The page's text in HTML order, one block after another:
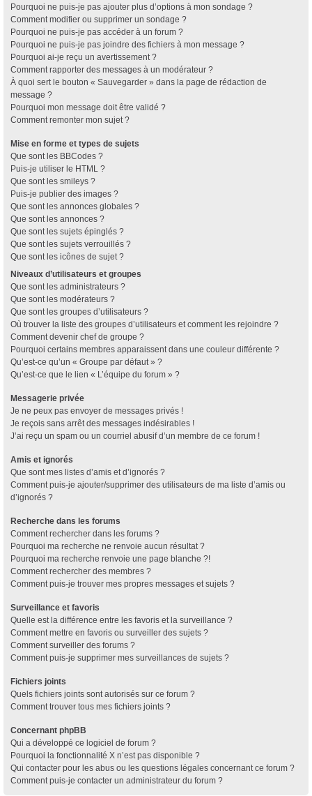
Pourquoi ne puis-je pas ajouter plus d’options à mon sondage ?
Comment modifier ou supprimer un sondage ?
Pourquoi ne puis-je pas accéder à un forum ?
Pourquoi ne puis-je pas joindre des fichiers à mon message ?
Pourquoi ai-je reçu un avertissement ?
Comment rapporter des messages à un modérateur ?
À quoi sert le bouton « Sauvegarder » dans la page de rédaction de
message ?
Pourquoi mon message doit être validé ?
Comment remonter mon sujet ?
Mise en forme et types de sujets
Que sont les BBCodes ?
Puis-je utiliser le HTML ?
Que sont les smileys ?
Puis-je publier des images ?
Que sont les annonces globales ?
Que sont les annonces ?
Que sont les sujets épinglés ?
Que sont les sujets verrouillés ?
Que sont les icônes de sujet ?
Niveaux d’utilisateurs et groupes
Que sont les administrateurs ?
Que sont les modérateurs ?
Que sont les groupes d’utilisateurs ?
Où trouver la liste des groupes d’utilisateurs et comment les rejoindre ?
Comment devenir chef de groupe ?
Pourquoi certains membres apparaissent dans une couleur différente ?
Qu’est-ce qu’un « Groupe par défaut » ?
Qu’est-ce que le lien « L’équipe du forum » ?
Messagerie privée
Je ne peux pas envoyer de messages privés !
Je reçois sans arrêt des messages indésirables !
J’ai reçu un spam ou un courriel abusif d’un membre de ce forum !
Amis et ignorés
Que sont mes listes d’amis et d’ignorés ?
Comment puis-je ajouter/supprimer des utilisateurs de ma liste d’amis ou
d’ignorés ?
Recherche dans les forums
Comment rechercher dans les forums ?
Pourquoi ma recherche ne renvoie aucun résultat ?
Pourquoi ma recherche renvoie une page blanche ?!
Comment rechercher des membres ?
Comment puis-je trouver mes propres messages et sujets ?
Surveillance et favoris
Quelle est la différence entre les favoris et la surveillance ?
Comment mettre en favoris ou surveiller des sujets ?
Comment surveiller des forums ?
Comment puis-je supprimer mes surveillances de sujets ?
Fichiers joints
Quels fichiers joints sont autorisés sur ce forum ?
Comment trouver tous mes fichiers joints ?
Concernant phpBB
Qui a développé ce logiciel de forum ?
Pourquoi la fonctionnalité X n’est pas disponible ?
Qui contacter pour les abus ou les questions légales concernant ce forum ?
Comment puis-je contacter un administrateur du forum ?